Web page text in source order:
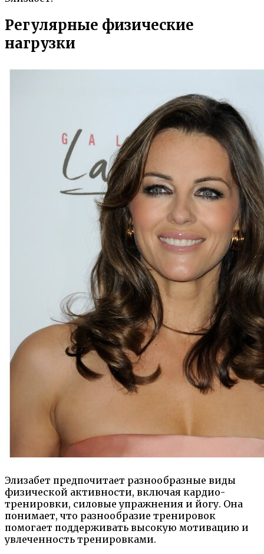
Регулярные физические
нагрузки
Элизабет предпочитает разнообразные виды
физической активности, включая кардио-
тренировки, силовые упражнения и йогу. Она
понимает, что разнообразие тренировок
помогает поддерживать высокую мотивацию и
увлеченность тренировками.